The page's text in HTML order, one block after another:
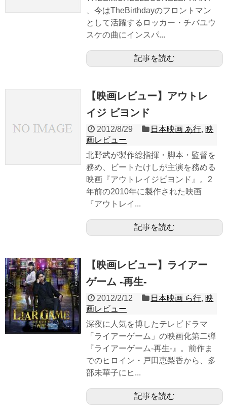
、今はTheBirthdayのフロントマン
として活躍するロッカー・チバユウ
スケの曲にインスパ...
記事を読む
【映画レビュー】アウトレ
イジ ビヨンド
2012/8/29 日本映画 あ行, 映
画レビュー
北野武が製作総指揮・脚本・監督を
務め、ビートたけしが主演を務める
映画『アウトレイジビヨンド』。2
年前の2010年に製作された映画
『アウトレイ...
記事を読む
【映画レビュー】ライアー
ゲーム -再生-
2012/2/12 日本映画 ら行, 映
画レビュー
深夜に人気を博したテレビドラマ
「ライアーゲーム」の映画化第二弾
『ライアーゲーム-再生-』。前作ま
でのヒロイン・戸田恵梨香から、多
部未華子にヒ...
記事を読む